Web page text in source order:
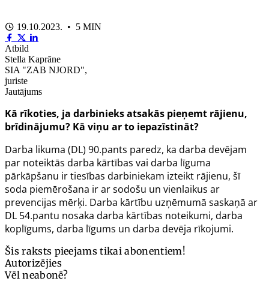
19.10.2023. • 5 MIN
Atbild
Stella Kaprāne
SIA "ZAB NJORD",
juriste
Jautājums
Kā rīkoties, ja darbinieks atsakās pieņemt rājienu,
brīdinājumu? Kā viņu ar to iepazīstināt?
Darba likuma (DL) 90.pants paredz, ka darba devējam
par noteiktās darba kārtības vai darba līguma
pārkāpšanu ir tiesības darbiniekam izteikt rājienu, šī
soda piemērošana ir ar sodošu un vienlaikus ar
prevencijas mērķi. Darba kārtību uzņēmumā saskaņā ar
DL 54.pantu nosaka darba kārtības noteikumi, darba
koplīgums, darba līgums un darba devēja rīkojumi.
Šis raksts pieejams tikai abonentiem!
Autorizējies
Vēl neabonē?